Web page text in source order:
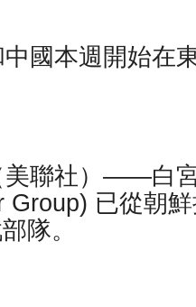
國本週開始在
美聯社）——白
Group) 已從朝
隊。